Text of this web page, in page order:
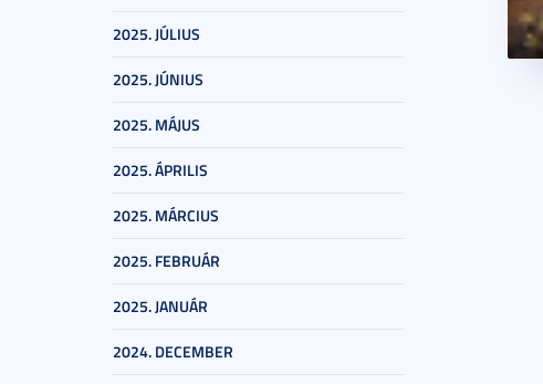
2025. JÚLIUS
2025. JÚNIUS
2025. MÁJUS
2025. ÁPRILIS
2025. MÁRCIUS
2025. FEBRUÁR
2025. JANUÁR
2024. DECEMBER